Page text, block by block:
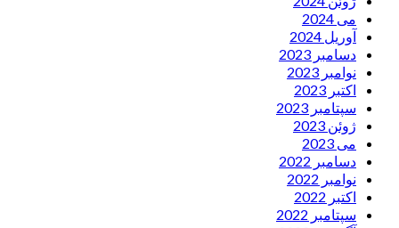
می 2024
آوریل 2024
دسامبر 2023
نوامبر 2023
اکتبر 2023
سپتامبر 2023
ژوئن 2023
می 2023
دسامبر 2022
نوامبر 2022
اکتبر 2022
سپتامبر 2022